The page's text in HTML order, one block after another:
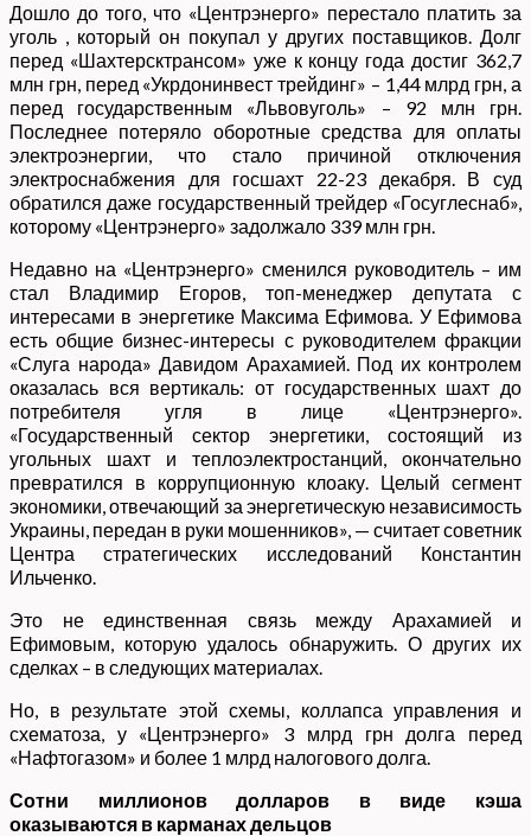
Дошло до того, что «Центрэнерго» перестало платить за
уголь , который он покупал у других поставщиков. Долг
перед «Шахтерсктрансом» уже к концу года достиг 362,7
млн грн, перед «Укрдонинвест трейдинг» – 1,44 млрд грн, а
перед государственным «Львовуголь» – 92 млн грн.
Последнее потеряло оборотные средства для оплаты
электроэнергии, что стало причиной отключения
электроснабжения для госшахт 22-23 декабря. В суд
обратился даже государственный трейдер «Госуглеснаб»,
которому «Центрэнерго» задолжало 339 млн грн.
Недавно на «Центрэнерго» сменился руководитель – им
стал Владимир Егоров, топ-менеджер депутата с
интересами в энергетике Максима Ефимова. У Ефимова
есть общие бизнес-интересы с руководителем фракции
«Слуга народа» Давидом Арахамией. Под их контролем
оказалась вся вертикаль: от государственных шахт до
потребителя угля в лице «Центрэнерго».
«Государственный сектор энергетики, состоящий из
угольных шахт и теплоэлектростанций, окончательно
превратился в коррупционную клоаку. Целый сегмент
экономики, отвечающий за энергетическую независимость
Украины, передан в руки мошенников», — считает советник
Центра стратегических исследований Константин
Ильченко.
Это не единственная связь между Арахамией и
Ефимовым, которую удалось обнаружить. О других их
сделках – в следующих материалах.
Но, в результате этой схемы, коллапса управления и
схематоза, у «Центрэнерго» 3 млрд грн долга перед
«Нафтогазом» и более 1 млрд налогового долга.
Сотни миллионов долларов в виде кэша
оказываются в карманах дельцов